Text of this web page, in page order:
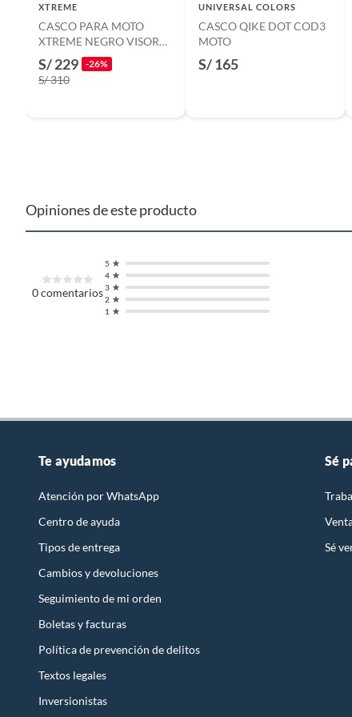
XTREME
CASCO PARA MOTO
XTREME NEGRO VISOR
AZUL DIA Y NOCHE
TALLA XL
S/ 229 -26%
S/ 310
UNIVERSAL COLORS
CASCO QIKE DOT COD3
MOTO
S/ 165
Opiniones de este producto
0comentarios
1
2
3
4
5
Te ayudamos
Atención por WhatsApp
Centro de ayuda
Tipos de entrega
Cambios y devoluciones
Seguimiento de mi orden
Boletas y facturas
Política de prevención de delitos
Textos legales
Inversionistas
Sé
Sé